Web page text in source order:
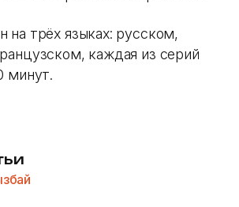
на трёх языках: русском,
каждая из серий
минут.